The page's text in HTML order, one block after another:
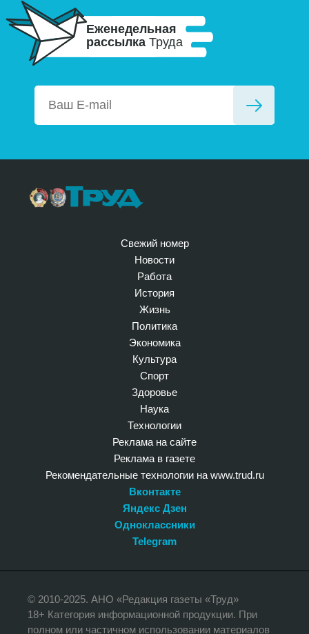
Еженедельная
рассылка Труда
Свежий номер
Новости
Работа
История
Жизнь
Политика
Экономика
Культура
Спорт
Здоровье
Наука
Технологии
Реклама на сайте
Реклама в газете
Рекомендательные технологии на www.trud.ru
Вконтакте
Яндекс Дзен
Одноклассники
Telegram
© 2010-2025. АНО «Редакция газеты «Труд»
18+ Категория информационной продукции. При
полном или частичном использовании материалов